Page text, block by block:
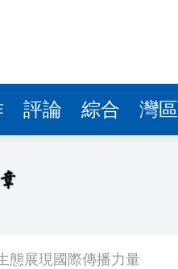
評論 綜合 灣區
林」文藝生態展現國際傳播力量